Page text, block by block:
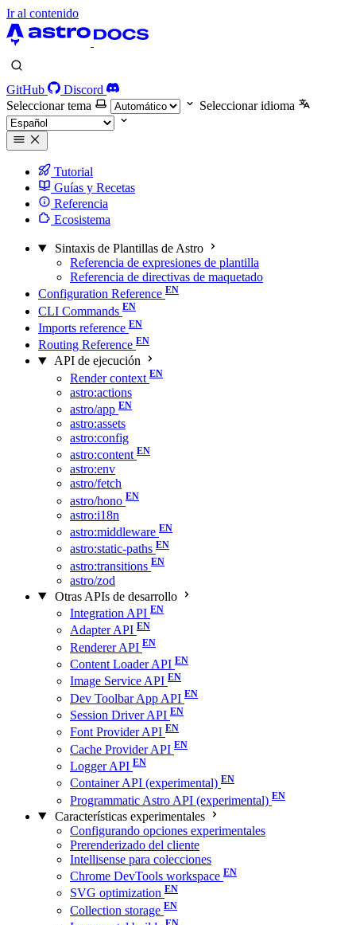
Ir al contenido
GitHub
Discord
Seleccionar tema
Seleccionar idioma
Tutorial
Guías y Recetas
Referencia
Ecosistema
Sintaxis de Plantillas de Astro
Referencia de expresiones de plantilla
Referencia de directivas de maquetado
Configuration Reference
CLI Commands
Imports reference
Routing Reference
API de ejecución
Render context
astro:actions
astro/app
astro:assets
astro:config
astro:content
astro:env
astro/fetch
astro/hono
astro:i18n
astro:middleware
astro:static-paths
astro:transitions
astro/zod
Otras APIs de desarrollo
Integration API
Adapter API
Renderer API
Content Loader API
Image Service API
Dev Toolbar App API
Session Driver API
Font Provider API
Cache Provider API
Logger API
Container API (experimental)
Programmatic Astro API (experimental)
Características experimentales
Configurando opciones experimentales
Prerenderizado del cliente
Intellisense para colecciones
Chrome DevTools workspace
SVG optimization
Collection storage